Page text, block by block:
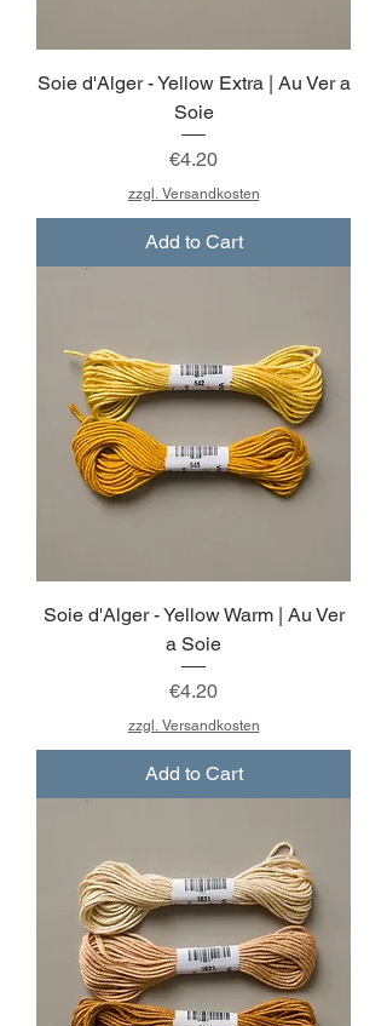
Soie d'Alger - Yellow Extra | Au Ver a
Soie
Price
€4.20
zzgl. Versandkosten
Add to Cart
Soie d'Alger - Yellow Warm | Au Ver
a Soie
Price
€4.20
zzgl. Versandkosten
Add to Cart